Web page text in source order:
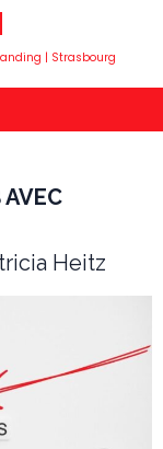
| Strasbourg
AVEC
Heitz